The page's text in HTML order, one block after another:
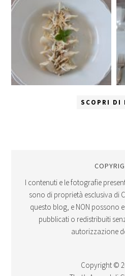
SCOPRI DI
I contenuti e le fotografie
sono di proprietà esclusiva di
questo blog, e NON possono
pubblicati o redistribuiti
autorizzazione
Copyright ©